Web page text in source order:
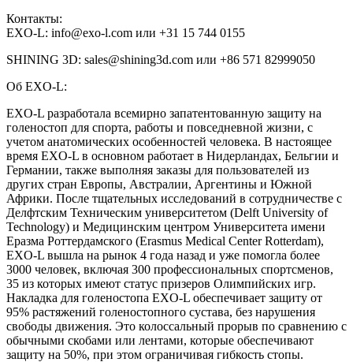
Контакты:
EXO-L: info@exo-l.com или +31 15 744 0155
SHINING 3D: sales@shining3d.com или +86 571 82999050
Об EXO-L:
EXO-L разработала всемирно запатентованную защиту на
голеностоп для спорта, работы и повседневной жизни, с
учетом анатомических особенностей человека. В настоящее
время EXO-L в основном работает в Нидерландах, Бельгии и
Германии, также выполняя заказы для пользователей из
других стран Европы, Австралии, Аргентины и Южной
Африки. После тщательных исследований в сотрудничестве с
Делфтским Техническим университетом (Delft University of
Technology) и Медицинским центром Университета имени
Еразма Роттердамского (Erasmus Medical Center Rotterdam),
EXO-L вышла на рынок 4 года назад и уже помогла более
3000 человек, включая 300 профессиональных спортсменов,
35 из которых имеют статус призеров Олимпийских игр.
Накладка для голеностопа EXO-L обеспечивает защиту от
95% растяжений голеностопного сустава, без нарушения
свободы движения. Это колоссальный прорыв по сравнению с
обычными скобами или лентами, которые обеспечивают
защиту на 50%, при этом ограничивая гибкость стопы.